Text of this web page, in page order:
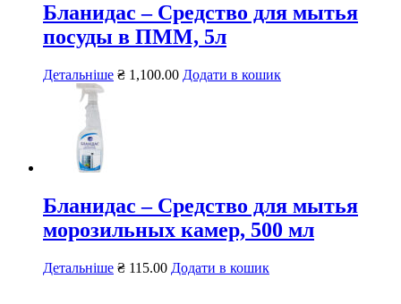
Бланидас – Средство для мытья
посуды в ПММ, 5л
Детальніше ₴ 1,100.00 Додати в кошик
Бланидас – Средство для мытья
морозильных камер, 500 мл
Детальніше ₴ 115.00 Додати в кошик